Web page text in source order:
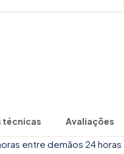
técnicas Avaliações
entre demãos 24 horas